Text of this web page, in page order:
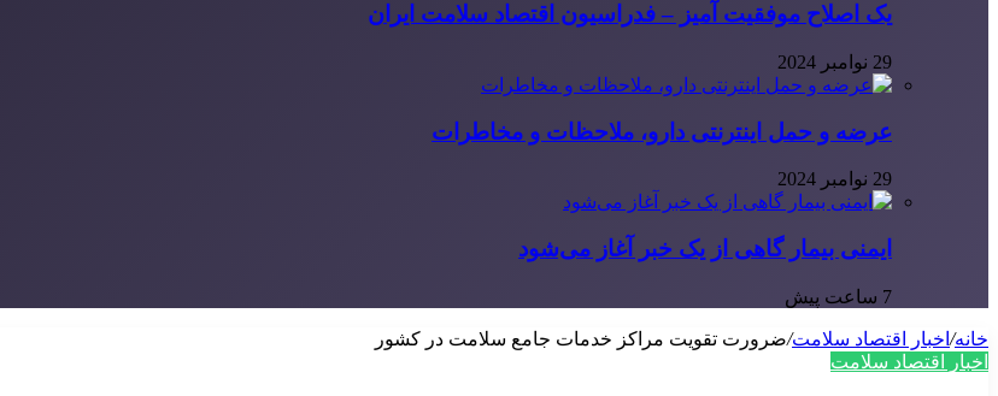
یک اصلاح موفقیت آمیز – فدراسیون اقتصاد سلامت ایران
29 نوامبر 2024
عرضه و حمل اینترنتی دارو، ملاحظات و مخاطرات
29 نوامبر 2024
ایمنی بیمار گاهی از یک خبر آغاز می‌شود
7 ساعت پیش
خانه/ اخبار اقتصاد سلامت/ضرورت تقویت مراکز خدمات جامع سلامت در کشور
اخبار اقتصاد سلامت